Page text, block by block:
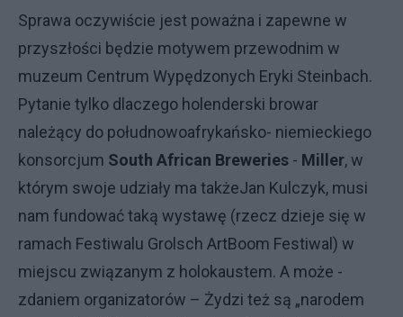
Sprawa oczywiście jest poważna i zapewne w
przyszłości będzie motywem przewodnim w
muzeum Centrum Wypędzonych Eryki Steinbach.
Pytanie tylko dlaczego holenderski browar
należący do połudnowoafrykańsko- niemieckiego
konsorcjum South African Breweries - Miller, w
którym swoje udziały ma takżeJan Kulczyk, musi
nam fundować taką wystawę (rzecz dzieje się w
ramach Festiwalu Grolsch ArtBoom Festiwal) w
miejscu związanym z holokaustem. A może -
zdaniem organizatorów – Żydzi też są „narodem